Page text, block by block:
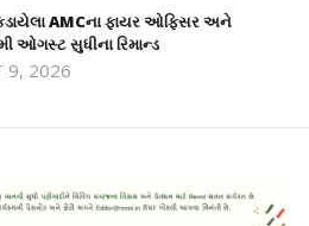
AMCના ફાયર ઓફિસર અને
ઓગસ્ટ સુધીના રિમાન્ડ
9, 2026